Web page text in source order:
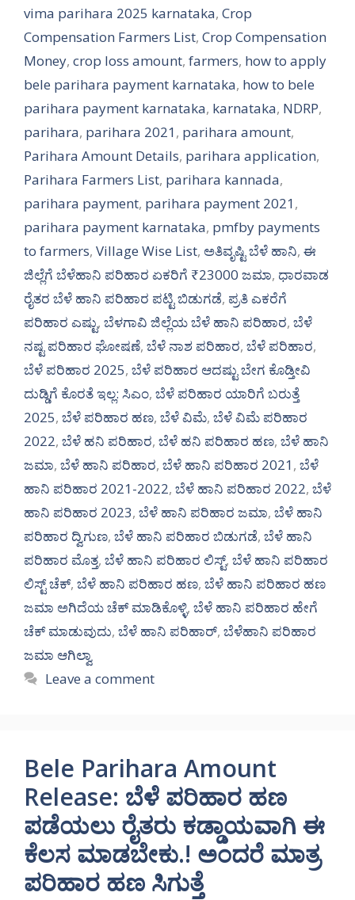
vima parihara 2025 karnataka, Crop
Compensation Farmers List, Crop Compensation
Money, crop loss amount, farmers, how to apply
bele parihara payment karnataka, how to bele
parihara payment karnataka, karnataka, NDRP,
parihara, parihara 2021, parihara amount,
Parihara Amount Details, parihara application,
Parihara Farmers List, parihara kannada,
parihara payment, parihara payment 2021,
parihara payment karnataka, pmfby payments
to farmers, Village Wise List, ಅತಿವೃಷ್ಟಿ ಬೆಳೆ ಹಾನಿ, ಈ
ಜಿಲ್ಲೆಗೆ ಬೆಳೆಹಾನಿ ಪರಿಹಾರ ಏಕರಿಗೆ ₹23000 ಜಮಾ, ಧಾರವಾಡ
ರೈತರ ಬೆಳೆ ಹಾನಿ ಪರಿಹಾರ ಪಟ್ಟಿ ಬಿಡುಗಡೆ, ಪ್ರತಿ ಎಕರೆಗೆ
ಪರಿಹಾರ ಎಷ್ಟು, ಬೆಳಗಾವಿ ಜಿಲ್ಲೆಯ ಬೆಳೆ ಹಾನಿ ಪರಿಹಾರ, ಬೆಳೆ
ನಷ್ಟ ಪರಿಹಾರ ಘೋಷಣೆ, ಬೆಳೆ ನಾಶ ಪರಿಹಾರ, ಬೆಳೆ ಪರಿಹಾರ,
ಬೆಳೆ ಪರಿಹಾರ 2025, ಬೆಳೆ ಪರಿಹಾರ ಆದಷ್ಟು ಬೇಗ ಕೊಡ್ತೀವಿ
ದುಡ್ಡಿಗೆ ಕೊರತೆ ಇಲ್ಲ: ಸಿಎಂ, ಬೆಳೆ ಪರಿಹಾರ ಯಾರಿಗೆ ಬರುತ್ತೆ
2025, ಬೆಳೆ ಪರಿಹಾರ ಹಣ, ಬೆಳೆ ವಿಮೆ, ಬೆಳೆ ವಿಮೆ ಪರಿಹಾರ
2022, ಬೆಳೆ ಹನಿ ಪರಿಹಾರ, ಬೆಳೆ ಹನಿ ಪರಿಹಾರ ಹಣ, ಬೆಳೆ ಹಾನಿ
ಜಮಾ, ಬೆಳೆ ಹಾನಿ ಪರಿಹಾರ, ಬೆಳೆ ಹಾನಿ ಪರಿಹಾರ 2021, ಬೆಳೆ
ಹಾನಿ ಪರಿಹಾರ 2021-2022, ಬೆಳೆ ಹಾನಿ ಪರಿಹಾರ 2022, ಬೆಳೆ
ಹಾನಿ ಪರಿಹಾರ 2023, ಬೆಳೆ ಹಾನಿ ಪರಿಹಾರ ಜಮಾ, ಬೆಳೆ ಹಾನಿ
ಪರಿಹಾರ ದ್ವಿಗುಣ, ಬೆಳೆ ಹಾನಿ ಪರಿಹಾರ ಬಿಡುಗಡೆ, ಬೆಳೆ ಹಾನಿ
ಪರಿಹಾರ ಮೊತ್ತ, ಬೆಳೆ ಹಾನಿ ಪರಿಹಾರ ಲಿಸ್ಟ್, ಬೆಳೆ ಹಾನಿ ಪರಿಹಾರ
ಲಿಸ್ಟ್ ಚೆಕ್, ಬೆಳೆ ಹಾನಿ ಪರಿಹಾರ ಹಣ, ಬೆಳೆ ಹಾನಿ ಪರಿಹಾರ ಹಣ
ಜಮಾ ಅಗಿದೆಯ ಚೆಕ್ ಮಾಡಿಕೊಳ್ಳಿ, ಬೆಳೆ ಹಾನಿ ಪರಿಹಾರ ಹೇಗೆ
ಚೆಕ್ ಮಾಡುವುದು, ಬೆಳೆ ಹಾನಿ ಪರಿಹಾರ್, ಬೆಳೆಹಾನಿ ಪರಿಹಾರ
ಜಮಾ ಆಗಿಲ್ವಾ
Leave a comment
Bele Parihara Amount
Release: ಬೆಳೆ ಪರಿಹಾರ ಹಣ
ಪಡೆಯಲು ರೈತರು ಕಡ್ಡಾಯವಾಗಿ ಈ
ಕೆಲಸ ಮಾಡಬೇಕು.! ಅಂದರೆ ಮಾತ್ರ
ಪರಿಹಾರ ಹಣ ಸಿಗುತ್ತೆ